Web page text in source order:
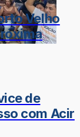
Velho
de
com Acir